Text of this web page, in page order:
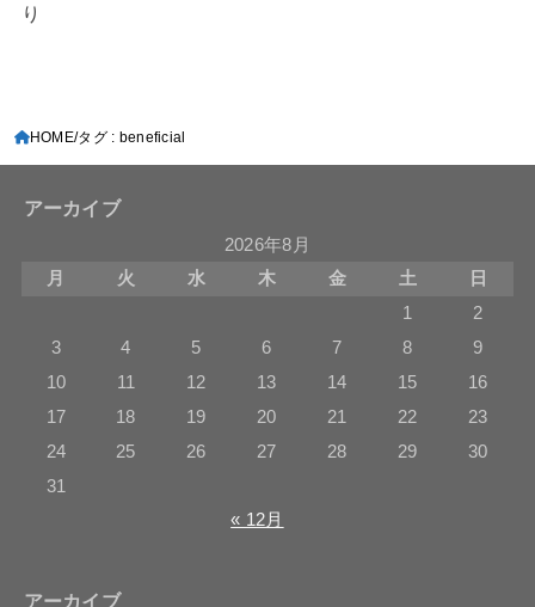
り
HOME タグ : beneficial
アーカイブ
2026年8月
月
火 水 木 金 土
日
1
2
3
4 5 6 7 8
9
10
11 12 13 14 15
16
17
18 19 20 21 22
23
24
25 26 27 28 29
30
31
« 12月
アーカイブ